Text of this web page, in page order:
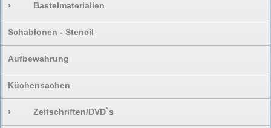
› Bastelmaterialien
Schablonen - Stencil
Aufbewahrung
Küchensachen
› Zeitschriften/DVD`s